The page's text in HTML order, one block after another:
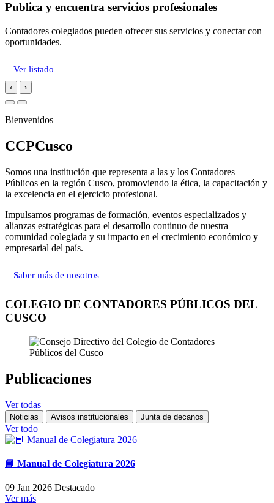
Publica y encuentra servicios profesionales
Contadores colegiados pueden ofrecer sus servicios y conectar con
oportunidades.
Ver listado
‹ ›
Bienvenidos
CCPCusco
Somos una institución que representa a las y los Contadores
Públicos en la región Cusco, promoviendo la ética, la capacitación y
la excelencia en el ejercicio profesional.
Impulsamos programas de formación, eventos especializados y
alianzas estratégicas para el desarrollo continuo de nuestra
comunidad colegiada y su impacto en el crecimiento económico y
empresarial del país.
Saber más de nosotros
COLEGIO DE CONTADORES PÚBLICOS DEL
CUSCO
Publicaciones
Ver todas
Noticias Avisos institucionales Junta de decanos
Ver todo
📘 Manual de Colegiatura 2026
09 Jan 2026 Destacado
Ver más